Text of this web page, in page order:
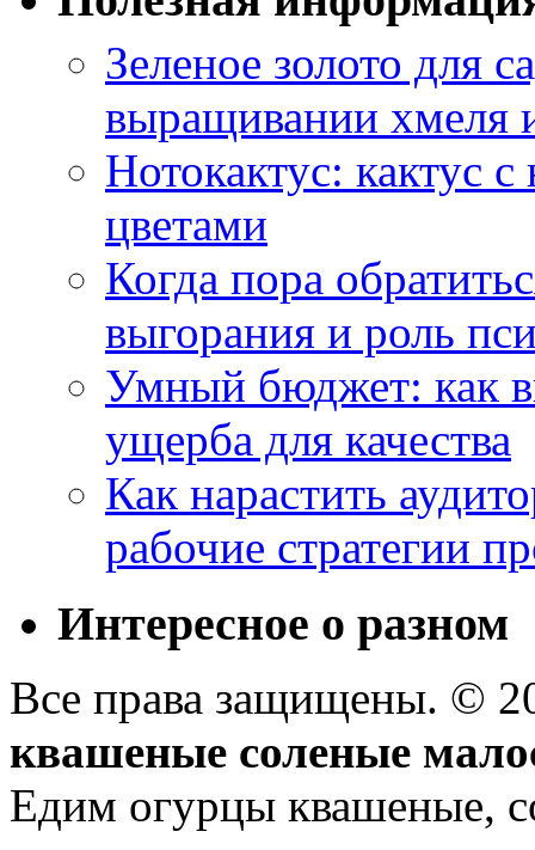
Зеленое золото для
выращивании хмеля
Нотокактус: кактус
цветами
Когда пора
выгорания и роль
Умный бюджет: как
ущерба для качества
Как нарастить
рабочие стратегии
Интересное о разном
Все права защищены. ©
квашеные соленые
Едим огурцы квашеные,